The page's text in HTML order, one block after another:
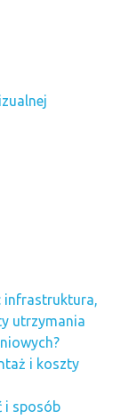
infrastruktura,
utrzymania
i koszty
i sposób